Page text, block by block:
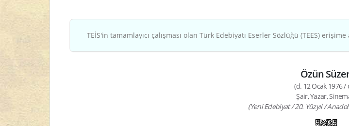
TEİS'in tamamlayıcı çalışması olan Türk Edebiyatı Eserler Sözlüğü (TEES) erişime
Özün
(d. 12 Ocak 1976 /
Şair, Yazar,
(Yeni Edebiyat / 20. Yüzyıl /